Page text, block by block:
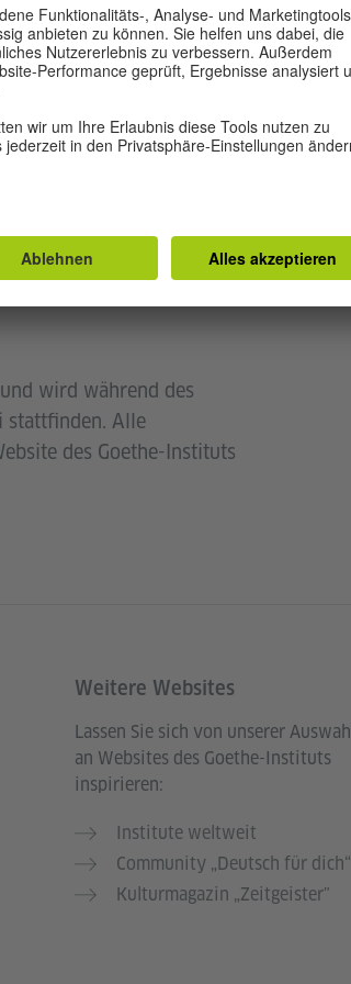
der Schweiz und
in Partnerschaft mit
That Inspire, Change
die
soll das Projekt
für Fragen der
und die Kunst des
Welt für Frauen
wird während des
stattfinden. Alle
des Goethe-Instituts
Weitere Websites
Lassen Sie sich von unserer Auswahl
an Websites des Goethe-Instituts
inspirieren:
Institute weltweit
Community „Deutsch für dich“
Kulturmagazin „Zeitgeister"